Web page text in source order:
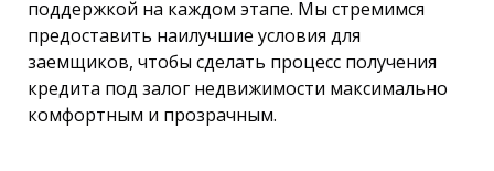
поддержкой на каждом этапе. Мы стремимся
предоставить наилучшие условия для
заемщиков, чтобы сделать процесс получения
кредита под залог недвижимости максимально
комфортным и прозрачным.